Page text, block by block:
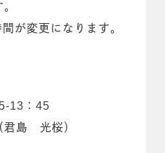
が変更になります。
13：45
君島 光桜）